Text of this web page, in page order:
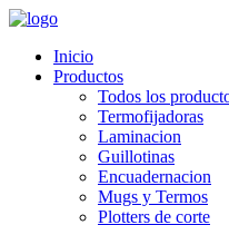
Inicio
Productos
Todos los
Termofijadoras
Laminacion
Guillotinas
Encuadernacion
Mugs y Termos
Plotters de corte